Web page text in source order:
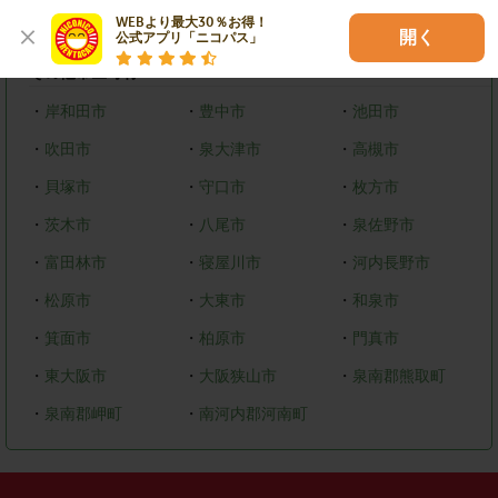
WEBより最大30％お得！
公式アプリ「ニコパス」
開く
美原区
・ 岸和田市 ・ 豊中市 ・ 池田市
・ 吹田市 ・ 泉大津市 ・ 高槻市
・ 貝塚市 ・ 守口市 ・枚方市
・ 茨木市 ・ 八尾市 ・ 泉佐野市
・ 富田林市 ・ 寝屋川市 ・ 河内長野市
・ 松原市 ・ 大東市 ・ 和泉市
・ 箕面市 ・ 柏原市 ・ 門真市
・ 東大阪市 ・ 大阪狭山市 ・ 泉南郡熊取町
・ 泉南郡岬町 ・ 南河内郡河南町